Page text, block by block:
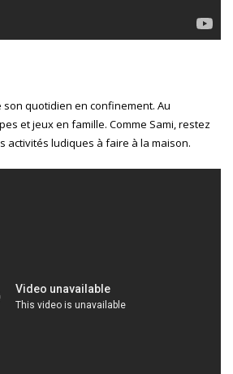
son quotidien en confinement. Au
et jeux en famille. Comme Sami, restez
activités ludiques à faire à la maison.